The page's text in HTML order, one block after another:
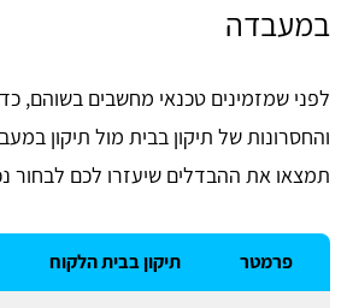
במעבדה
לפני שמזמינים טכנאי מחשבים בשוהם,
והחסרונות של תיקון בבית מול תיקון
תמצאו את ההבדלים שיעזרו לכם לבחור
פרמטר תיקון בבית הלקוח